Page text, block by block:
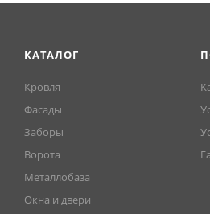
КАТАЛОГ
Кровля
Фасады
Заборы
Ворота
Металлобаза
Окна и двери